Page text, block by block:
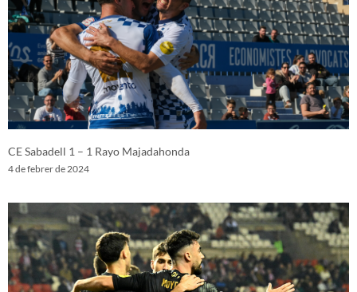
CE Sabadell 1 – 1 Rayo Majadahonda
4 de febrer de 2024